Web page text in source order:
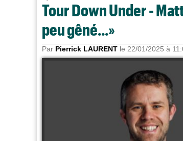
Tour Down Under -
peu gêné...»
Par Pierrick LAURENT le 22/01/2025 à